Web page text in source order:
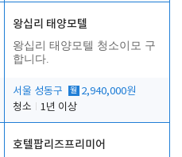
왕십리 태양모텔
왕십리 태양모텔 청소이모 구
합니다.
서울 성동구 월 2,940,000원
청소
1년 이상
호텔팝리즈프리미어